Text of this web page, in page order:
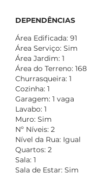
DEPENDÊNCIAS
Área Edificada: 91
Área Serviço: Sim
Área Jardim: 1
Área do Terreno: 168
Churrasqueira: 1
Cozinha: 1
Garagem: 1 vaga
Lavabo: 1
Muro: Sim
Nº Níveis: 2
Nível da Rua: Igual
Quartos: 2
Sala: 1
Sala de Estar: Sim